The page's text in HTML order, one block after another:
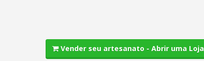
Vender seu artesanato - Abrir uma Loja